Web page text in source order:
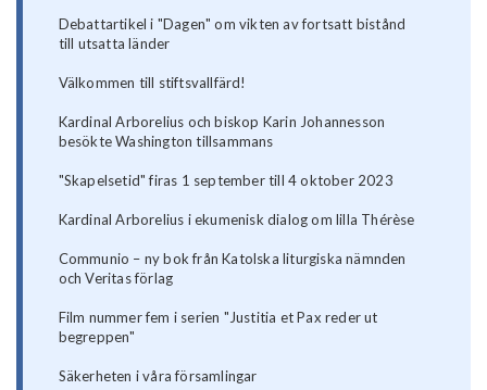
Debattartikel i "Dagen" om vikten av fortsatt bistånd
till utsatta länder
Välkommen till stiftsvallfärd!
Kardinal Arborelius och biskop Karin Johannesson
besökte Washington tillsammans
"Skapelsetid" firas 1 september till 4 oktober 2023
Kardinal Arborelius i ekumenisk dialog om lilla Thérèse
Communio – ny bok från Katolska liturgiska nämnden
och Veritas förlag
Film nummer fem i serien "Justitia et Pax reder ut
begreppen"
Säkerheten i våra församlingar